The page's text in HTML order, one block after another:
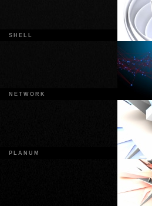
SHELL
NETWORK
PLANUM